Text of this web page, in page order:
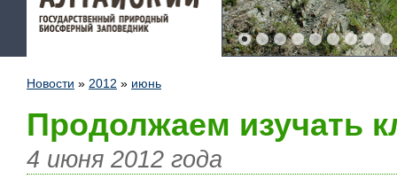
Новости » 2012 » июнь
Продолжаем изучать
4 июня 2012 года